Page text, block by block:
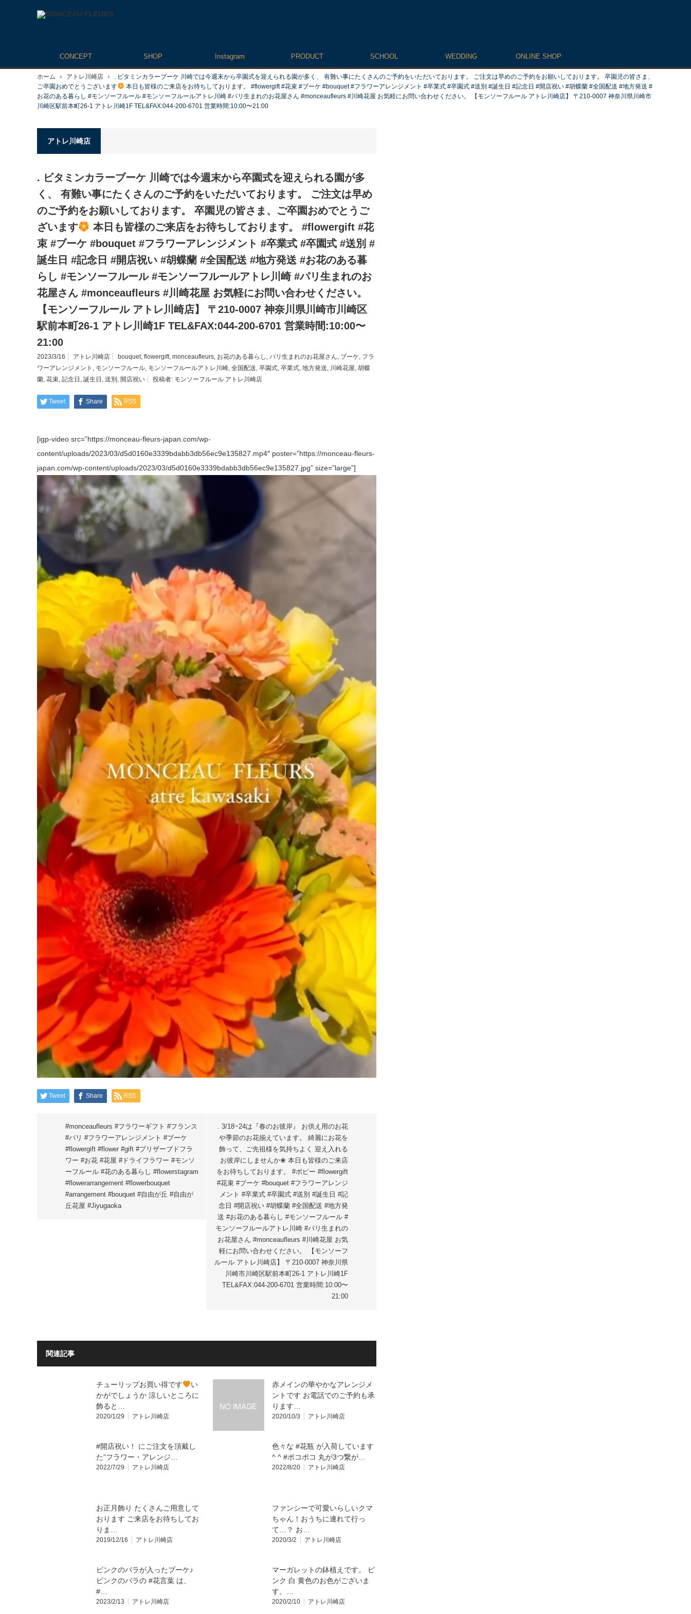
CONCEPT SHOP Instagram PRODUCT SCHOOL WEDDING ONLINE SHOP
ホーム アトレ川崎店
. ビタミンカラーブーケ 川崎では今週末から卒園式を迎えられる園が多く、 有難い事にたくさんのご予約をいただいております。 ご注文は早めのご予約をお願いしております。 卒園児の皆さま、
ご卒園おめでとうございます
本日も皆様のご来店をお待ちしております。 #flowergift #花束 #ブーケ #bouquet #フラワーアレンジメント #卒業式 #卒園式 #送別 #誕生日 #記念日 #開店祝い #胡蝶蘭 #全国配送 #地方発送 #
お花のある暮らし #モンソーフルール #モンソーフルールアトレ川崎 #パリ生まれのお花屋さん #monceaufleurs #川崎花屋 お気軽にお問い合わせください。 【モンソーフルール アトレ川崎店】 〒210-0007 神奈川県川崎市
川崎区駅前本町26-1 アトレ川崎1F TEL&FAX:044-200-6701 営業時間:10:00〜21:00
アトレ川崎店
. ビタミンカラーブーケ 川崎では今週末から卒園式を迎えられる園が多
く、 有難い事にたくさんのご予約をいただいております。 ご注文は早め
のご予約をお願いしております。 卒園児の皆さま、ご卒園おめでとうご
ざいます
本日も皆様のご来店をお待ちしております。 #flowergift #花
束 #ブーケ #bouquet #フラワーアレンジメント #卒業式 #卒園式 #送別 #
誕生日 #記念日 #開店祝い #胡蝶蘭 #全国配送 #地方発送 #お花のある暮
らし #モンソーフルール #モンソーフルールアトレ川崎 #パリ生まれのお
花屋さん #monceaufleurs #川崎花屋 お気軽にお問い合わせください。
【モンソーフルール アトレ川崎店】 〒210-0007 神奈川県川崎市川崎区
駅前本町26-1 アトレ川崎1F TEL&FAX:044-200-6701 営業時間:10:00〜
21:00
2023/3/16 アトレ川崎店 bouquet, flowergift, monceaufleurs, お花のある暮らし , パリ生まれのお花屋さん, ブーケ, フラ
ワーアレンジメント , モンソーフルール, モンソーフルールアトレ川崎, 全国配送, 卒園式, 卒業式, 地方発送, 川崎花屋, 胡蝶
蘭, 花束, 記念日 , 誕生日 , 送別 , 開店祝い 投稿者: モンソーフルール アトレ川崎店
Tweet Share RSS
[igp-video src=”https://monceau-fleurs-japan.com/wp-
content/uploads/2023/03/d5d0160e3339bdabb3db56ec9e135827.mp4″ poster=”https://monceau-fleurs-
japan.com/wp-content/uploads/2023/03/d5d0160e3339bdabb3db56ec9e135827.jpg” size=”large”]
Tweet Share RSS
#monceaufleurs #フラワーギフト #フランス
#パリ #フラワーアレンジメント #ブーケ
#flowergift #flower #gift #プリザーブドフラ
ワー #お花 #花屋 #ドライフラワー #モンソ
ーフルール #花のある暮らし #flowerstagram
#flowerarrangement #flowerbouquet
#arrangement #bouquet #自由が丘 #自由が
丘花屋 #Jiyugaoka
. 3/18~24は『春のお彼岸』 お供え用のお花
や季節のお花揃えています。 綺麗にお花を
飾って、ご先祖様を気持ちよく 迎え入れる
お彼岸にしませんか❀ 本日も皆様のご来店
をお待ちしております。 #ポピー #flowergift
#花束 #ブーケ #bouquet #フラワーアレンジ
メント #卒業式 #卒園式 #送別 #誕生日 #記
念日 #開店祝い #胡蝶蘭 #全国配送 #地方発
送 #お花のある暮らし #モンソーフルール #
モンソーフルールアトレ川崎 #パリ生まれの
お花屋さん #monceaufleurs #川崎花屋 お気
軽にお問い合わせください。 【モンソーフ
ルール アトレ川崎店】 〒210-0007 神奈川県
川崎市川崎区駅前本町26-1 アトレ川崎1F
TEL&FAX:044-200-6701 営業時間:10:00〜
21:00
関連記事
チューリップお買い得です
い
かがでしょうか 涼しいところに
飾ると…
2020/1/29 アトレ川崎店
赤メインの華やかなアレンジメ
ントです お電話でのご予約も承
ります…
2020/10/3 アトレ川崎店
#開店祝い！ にご注文を頂戴し
た”フラワー・アレンジ…
2022/7/29 アトレ川崎店
色々な #花瓶 が入荷しています
^ ^ #ポコポコ 丸が3つ繋が…
2022/8/20 アトレ川崎店
お正月飾り たくさんご用意して
おります ご来店をお待ちしてお
りま…
2019/12/16 アトレ川崎店
ファンシーで可愛いらしいクマ
ちゃん！おうちに連れて行っ
て…？ お…
2020/3/2 アトレ川崎店
ピンクのバラが入ったブーケ♪
ピンクのバラの #花言葉 は、
#…
2023/2/13 アトレ川崎店
マーガレットの鉢植えです。 ピ
ンク 白 黄色のお色がございま
す。…
2020/2/10 アトレ川崎店